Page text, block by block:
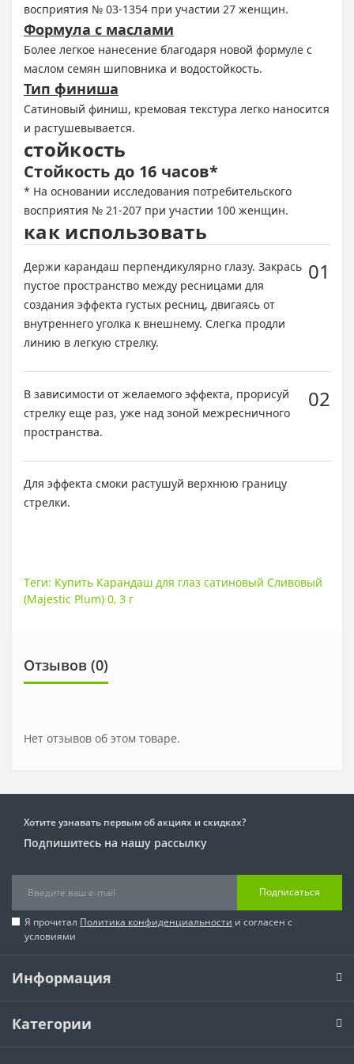
восприятия № 03-1354 при участии 27 женщин.
Формула с маслами
Более легкое нанесение благодаря новой формуле с
маслом семян шиповника и водостойкость.
Тип финиша
Сатиновый финиш, кремовая текстура легко наносится
и растушевывается.
стойкость
Стойкость до 16 часов*
* На основании исследования потребительского
восприятия № 21-207 при участии 100 женщин.
как использовать
Держи карандаш перпендикулярно глазу. Закрась
пустое пространство между ресницами для
создания эффекта густых ресниц, двигаясь от
внутреннего уголка к внешнему. Слегка продли
линию в легкую стрелку.
01
В зависимости от желаемого эффекта, прорисуй
стрелку еще раз, уже над зоной межресничного
пространства.
02
Для эффекта смоки растушуй верхнюю границу
стрелки.
Теги: Купить Карандаш для глаз сатиновый Сливовый
(Majestic Plum) 0, 3 г
Отзывов (0)
Нет отзывов об этом товаре.
Хотите узнавать первым об акциях и скидках?
Подпишитесь на нашу рассылку
Подписаться
Я прочитал Политика конфиденциальности и согласен с
условиями
Информация
Категории